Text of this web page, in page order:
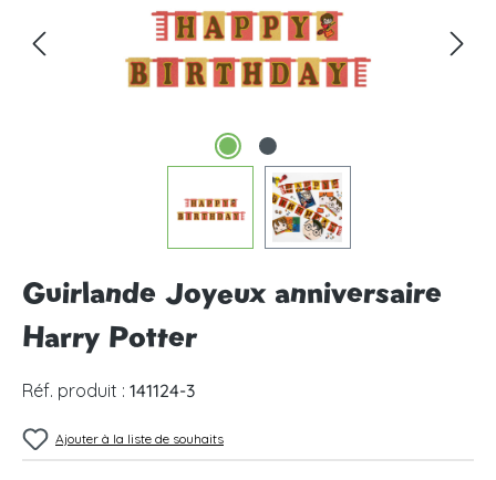
Guirlande Joyeux anniversaire
Harry Potter
Réf. produit : 141124-3
Ajouter à la liste de souhaits